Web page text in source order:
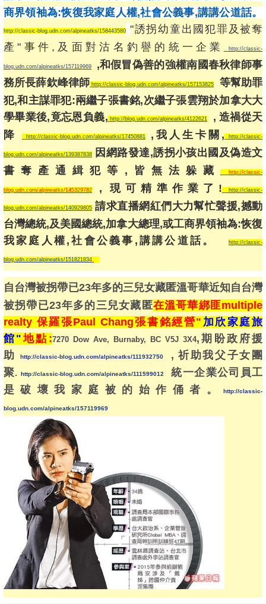
商界領袖為:恢復我家庭人權,社會公義事,講講公道話。
http://classic-blog.udn.com/alpineatks/158443580
"誘拐幼童出國犯罪及被奪
產"事件,及面對沽名釣譽的統一企業
http://classic-
blog.udn.com/alpineatks/157119969
,和假冒偽善的強權南國春秋律師事
務所長薛欽峰律師 http://classic-blog.udn.com/alpineatks/157153825
等幫助罪
犯,和主謀罪犯:兩繼子張書銘,次繼子張雲翔於加拿大大
學畢業後,竟忘恩負義, http://blog.udn.com/alpineatks/4122621
, 造禍從天
降
http://classic-blog.udn.com/alpineatks/17450881 ,我人生卡關, http://classic-
blog.udn.com/alpineatks/139387838
因網路發達,誘拐小孩出國及偽造文
書奪產通緝犯等,皆無法躲藏
http://classic-
blog.udn.com/alpineatks/145329782 , 現可精準作業了! http://classic-
blog.udn.com/alpineatks/140929805 請求直播網紅們大力幫忙聲援,撼動
台灣總統,及美國總統,加拿大總理,或工商界領袖為:恢復
我家庭人權,社會公義事,講講公道話。
http://classic-
blog.udn.com/alpineatks/151821834
自台灣被拐帶已23年多的三兒女藏匿溫哥華近知自台灣
被拐帶已23年多的三兒女藏匿在溫哥華綁匪multiple
realty 保羅張Paul Chang張書銘經營" 加欣家庭旅
館"地點:7270 Dow Ave, Burnaby, BC V5J 3X4,期盼政府援
助http://classic-blog.udn.com/alpineatks/111932750
, 祈助我父子女團
聚. http://classic-blog.udn.com/alpineatks/111599012統一企業公司員工
是破壞我家庭被的始作俑者。
http://classic-
blog.udn.com/alpineatks/157119969